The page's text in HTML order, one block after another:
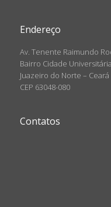
Endereço
Av. Tenente Raimundo
Bairro Cidade Universitária
Juazeiro do Norte – Ceará
CEP 63048-080
Contatos